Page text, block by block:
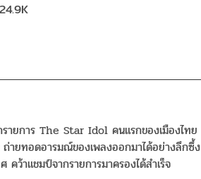
24.9K
รายการ The Star Idol คนแรกของเมืองไทย
ถ่ายทอดอารมณ์ของเพลงออกมาได้อย่างลึกซึ้ง
คว้าแชมป์จากรายการมาครองได้สำเร็จ